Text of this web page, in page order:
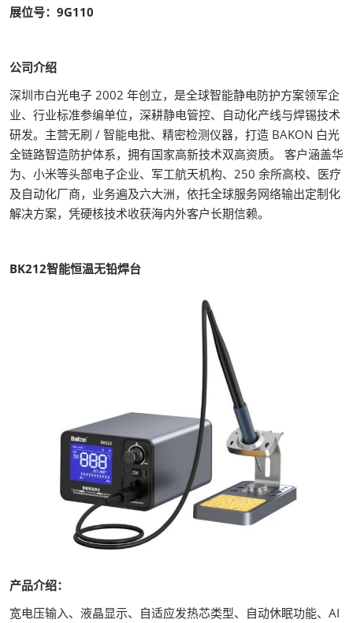
展位号：9G110
公司介绍
深圳市白光电子 2002 年创立，是全球智能静电防护方案领军企
业、行业标准参编单位，深耕静电管控、自动化产线与焊锡技术
研发。主营无刷 / 智能电批、精密检测仪器，打造 BAKON 白光
全链路智造防护体系，拥有国家高新技术双高资质。 客户涵盖华
为、小米等头部电子企业、军工航天机构、250 余所高校、医疗
及自动化厂商，业务遍及六大洲，依托全球服务网络输出定制化
解决方案，凭硬核技术收获海内外客户长期信赖。
BK212智能恒温无铅焊台
产品介绍：
宽电压输入、液晶显示、自适应发热芯类型、自动休眠功能、AI